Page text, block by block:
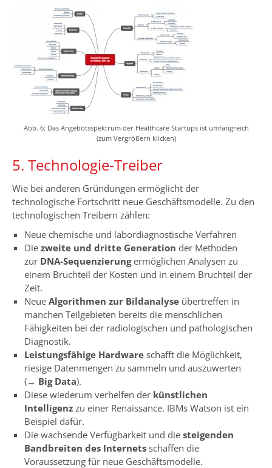
Abb. 6: Das Angebotsspektrum der Healthcare Startups ist umfangreich
(zum Vergrößern klicken)
5. Technologie-Treiber
Wie bei anderen Gründungen ermöglicht der
technologische Fortschritt neue Geschäftsmodelle. Zu den
technologischen Treibern zählen:
Neue chemische und labordiagnostische Verfahren
Die zweite und dritte Generation der Methoden
zur DNA-Sequenzierungermöglichen Analysen zu
einem Bruchteil der Kosten und in einem Bruchteil der
Zeit.
Neue Algorithmen zur Bildanalyse übertreffen in
manchen Teilgebieten bereits die menschlichen
Fähigkeiten bei der radiologischen und pathologischen
Diagnostik.
Leistungsfähige Hardware schafft die Möglichkeit,
riesige Datenmengen zu sammeln und auszuwerten
(→ Big Data).
Diese wiederum verhelfen der künstlichen
Intelligenz zu einer Renaissance. IBMs Watson ist ein
Beispiel dafür.
Die wachsende Verfügbarkeit und die steigenden
Bandbreiten des Internets schaffen die
Voraussetzung für neue Geschäftsmodelle.